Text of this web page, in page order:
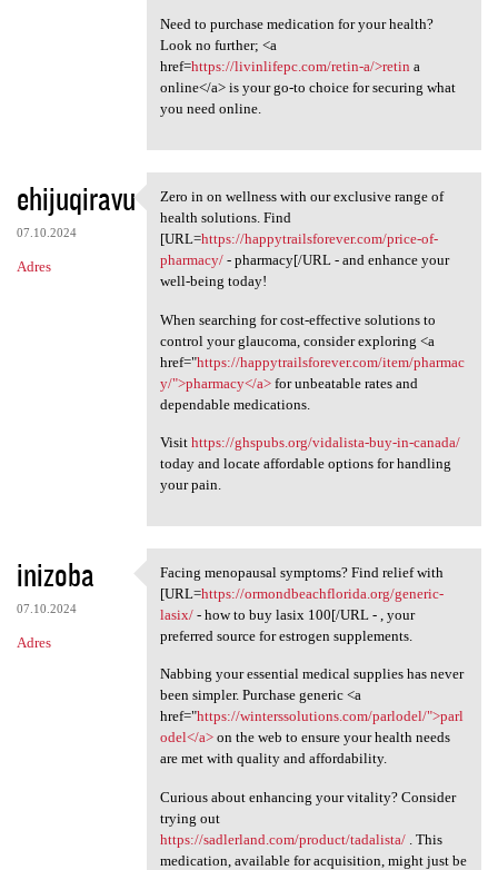
Need to purchase medication for your health?
Look no further; <a
href=https://livinlifepc.com/retin-a/>retin a
online</a> is your go-to choice for securing what
you need online.
ehijuqiravu
07.10.2024
Adres
Zero in on wellness with our
Zero in on wellness with our exclusive range of
health solutions. Find
[URL=https://happytrailsforever.com/price-of-
pharmacy/- pharmacy[/URL - and enhance your
well-being today!
When searching for cost-effective solutions to
control your glaucoma, consider exploring <a
href="https://happytrailsforever.com/item/pharmac
y/">pharmacy</a>for unbeatable rates and
dependable medications.
Visit https://ghspubs.org/vidalista-buy-in-canada/
today and locate affordable options for handling
your pain.
inizoba
07.10.2024
Adres
Facing menopausal symptoms?
Facing menopausal symptoms? Find relief with
[URL=https://ormondbeachflorida.org/generic-
lasix/- how to buy lasix 100[/URL - , your
preferred source for estrogen supplements.
Nabbing your essential medical supplies has never
been simpler. Purchase generic <a
href="https://winterssolutions.com/parlodel/">parl
odel</a>on the web to ensure your health needs
are met with quality and affordability.
Curious about enhancing your vitality? Consider
trying out
https://sadlerland.com/product/tadalista/. This
medication, available for acquisition, might just be